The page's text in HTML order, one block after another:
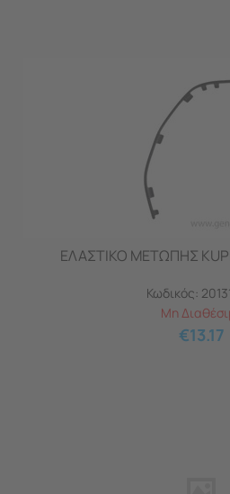
ΕΛΑΣΤΙΚΟ ΜΕΤΩΠΗΣ
Κωδικός:
Μη
€13.17